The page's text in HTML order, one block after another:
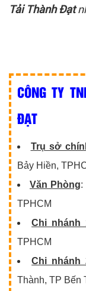
Tải Thành Đạt
CÔNG TY
ĐẠT
Trụ sở
Bảy Hiền,
Văn Phòng:
TPHCM
Chi nhánh
TPHCM
Chi nhánh
Thành, TP Bến